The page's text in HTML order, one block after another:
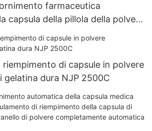
farmaceutica
capsula della pillola della polvere
capsula Vuota Macchina di
della capsula della gelatina Njp
riempimento di capsule in polvere
gelatina dura NJP 2500C